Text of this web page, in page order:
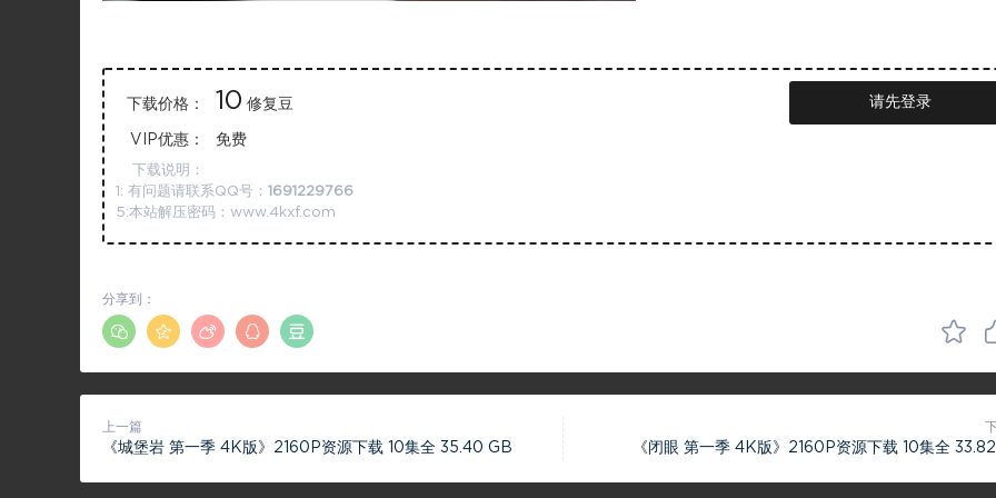
下载价格： 10 修复豆
VIP优惠： 免费
请先登录
下载说明：
1: 有问题请联系QQ号： 1691229766
5:本站解压密码：www.4kxf.com
分享到：
上一篇
《城堡岩 第一季 4K版》2160P资源下载 10集全 35.40 GB 《闭眼 第一季 4K版》2160P资源下载 10集全